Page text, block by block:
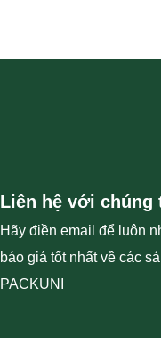
Liên hệ với chúng
Hãy điền email để luôn
báo giá tốt nhất về các
PACKUNI